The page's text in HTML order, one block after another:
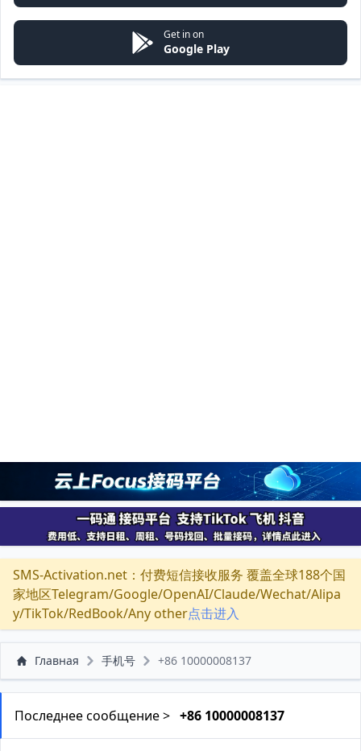
Get in on
Google Play
SMS-Activation.net：付费短信接收服务 覆盖全球188个国
家地区Telegram/Google/OpenAI/Claude/Wechat/Alipa
y/TikTok/RedBook/Any other点击进入
Главная 手机号 +86 10000008137
Последнее сообщение > +86 10000008137